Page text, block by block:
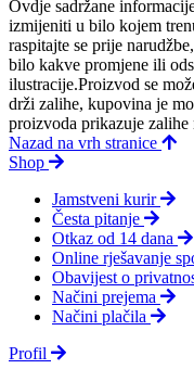
Ovdje sadržane
izmijeniti u bilo kojem
raspitajte se prije
bilo kakve promjene ili
ilustracije.Proizvod se
drži zalihe, kupovina je
proizvoda prikazuje zalihe
Nazad na vrh stranice
Shop
Jamstveni kurir
Česta pitanje
Otkaz od 14 dana
Online rješavanje
Obavijest o
Načini prejema
Načini plačila
Profil